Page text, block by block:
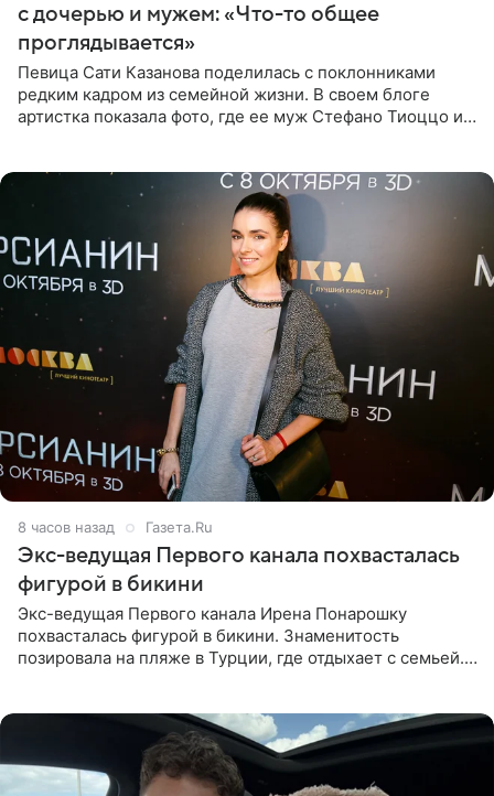
с дочерью и мужем: «Что-то общее
проглядывается»
Певица Сати Казанова поделилась с поклонниками
редким кадром из семейной жизни. В своем блоге
артистка показала фото, где ее муж Стефано Тиоццо и
8 часов назад Газета.Ru
Экс-ведущая Первого канала похвасталась
фигурой в бикини
Экс-ведущая Первого канала Ирена Понарошку
похвасталась фигурой в бикини. Знаменитость
позировала на пляже в Турции, где отдыхает с семьей.